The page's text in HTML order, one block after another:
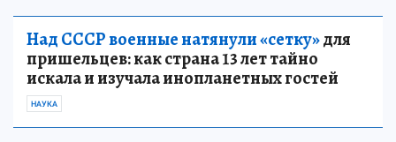
Над СССР военные натянули «сетку»для
пришельцев: как страна 13 лет тайно
искала и изучала инопланетных гостей
НАУКА